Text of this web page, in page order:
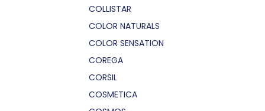
COLLISTAR
COLOR NATURALS
COLOR SENSATION
COREGA
CORSIL
COSMETICA